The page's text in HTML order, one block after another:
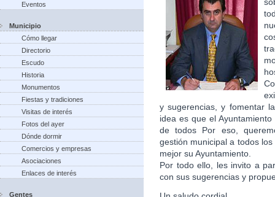
Eventos
Municipio
Cómo llegar
Directorio
Escudo
Historia
Monumentos
Fiestas y tradiciones
Visitas de interés
Fotos del ayer
Dónde dormir
Comercios y empresas
Asociaciones
Enlaces de interés
Gentes
y sugerencias, y fomentar
idea es que el
de todos Por eso,
gestión municipal a todos
mejor su Ayuntamiento.
Por todo ello, les invito a
con sus sugerencias y